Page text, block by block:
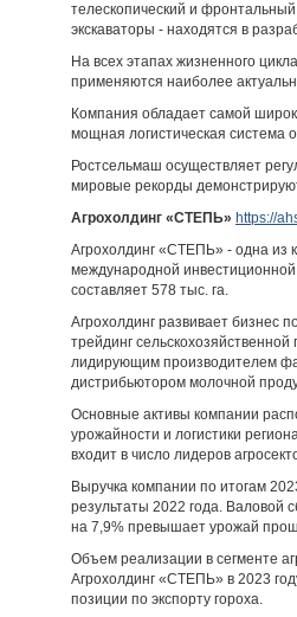
телескопический и
экскаваторы - находятся в
На всех этапах жизненного
применяются наиболее
Компания обладает самой
мощная логистическая система
Ростсельмаш осуществляет
мировые рекорды
Агрохолдинг «СТЕПЬ» https://
Агрохолдинг «СТЕПЬ» - одна из
международной
составляет 578 тыс. га.
Агрохолдинг развивает бизнес
трейдинг
лидирующим производителем
дистрибьютором молочной
Основные активы компании
урожайности и логистики
входит в число лидеров
Выручка компании по итогам
результаты 2022 года. Валовой
на 7,9% превышает урожай
Объем реализации в сегменте
Агрохолдинг «СТЕПЬ» в 2023
позиции по экспорту гороха.